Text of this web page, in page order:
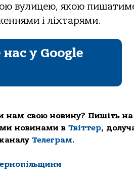
вулицею, якою
і ліхтарями.
у Google
нам свою новину? Пишіть на
новинами в Твіттер,
Телеграм.